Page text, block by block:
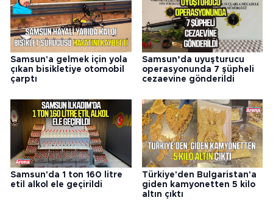
Samsun'a gelmek için yola
çıkan bisikletiye otomobil
çarptı
Samsun’da uyuşturucu
operasyonunda 7 şüpheli
cezaevine gönderildi
Samsun'da 1 ton 160 litre
etil alkol ele geçirildi
Türkiye'den Bulgaristan'a
giden kamyonetten 5 kilo
altın çıktı